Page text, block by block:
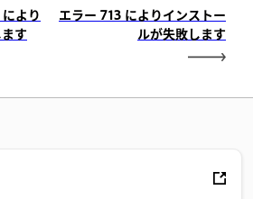
より
す
エラー 713 によりインストー
ルが失敗します